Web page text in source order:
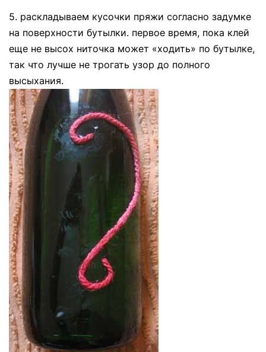
5. раскладываем кусочки пряжи согласно задумке
на поверхности бутылки. первое время, пока клей
еще не высох ниточка может «ходить» по бутылке,
так что лучше не трогать узор до полного
высыхания.